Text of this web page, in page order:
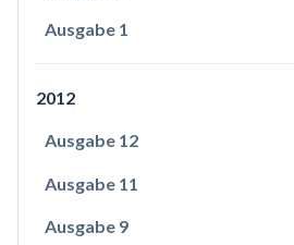
Ausgabe 1
2012
Ausgabe 12
Ausgabe 11
Ausgabe 9